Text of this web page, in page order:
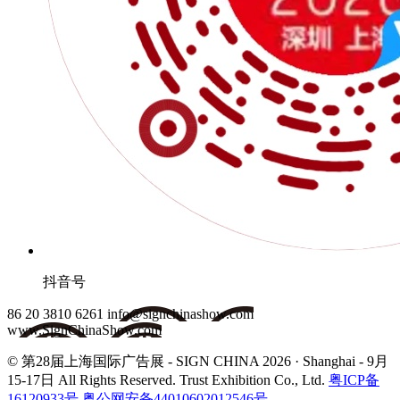
抖音号
86 20 3810 6261 info@signchinashow.com
www.SignChinaShow.com
© 第28届上海国际广告展 - SIGN CHINA 2026 · Shanghai - 9月
15-17日 All Rights Reserved. Trust Exhibition Co., Ltd. 粤ICP备